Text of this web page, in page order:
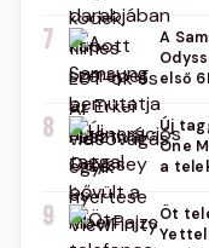
7
A
első
8
Új
One
a
9
Öt